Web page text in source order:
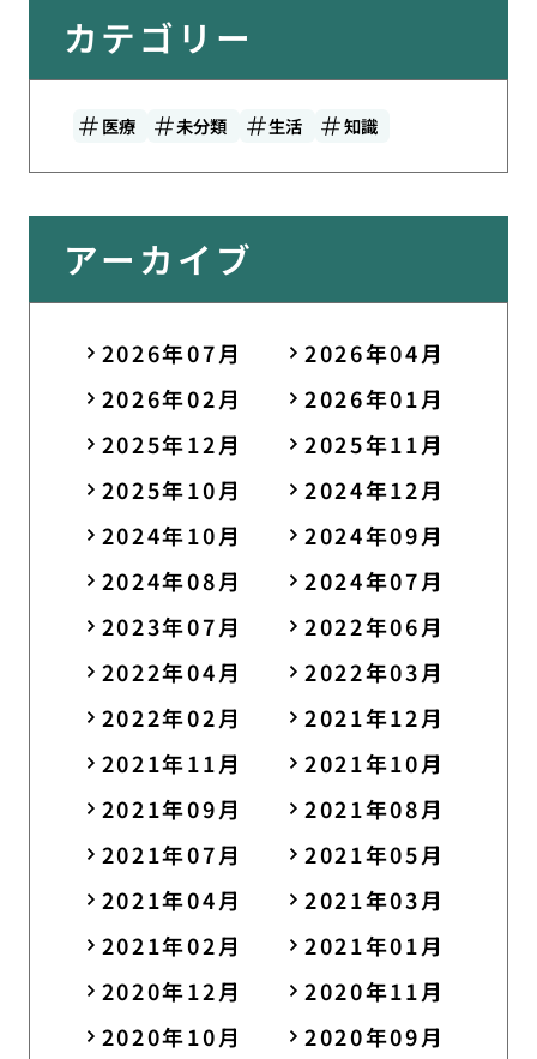
カテゴリー
医療 未分類 生活 知識
アーカイブ
2026年07月
2026年04月
2026年02月
2026年01月
2025年12月
2025年11月
2025年10月
2024年12月
2024年10月
2024年09月
2024年08月
2024年07月
2023年07月
2022年06月
2022年04月
2022年03月
2022年02月
2021年12月
2021年11月
2021年10月
2021年09月
2021年08月
2021年07月
2021年05月
2021年04月
2021年03月
2021年02月
2021年01月
2020年12月
2020年11月
2020年10月
2020年09月